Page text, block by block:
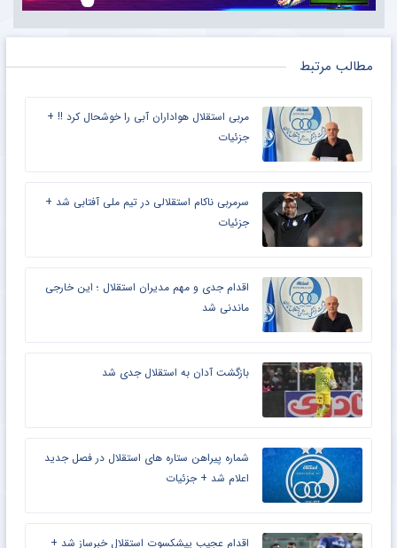
مطالب مرتبط
مربی استقلال هواداران آبی را خوشحال کرد !! +
جزئیات
سرمربی ناکام استقلالی در تیم ملی آفتابی شد +
جزئیات
اقدام جدی و مهم مدیران استقلال ؛ این خارجی
ماندنی شد
بازگشت آدان به استقلال جدی شد
شماره پیراهن ستاره های استقلال در فصل جدید
اعلام شد + جزئیات
اقدام عجیب پیشکسوت استقلال خبرساز شد +